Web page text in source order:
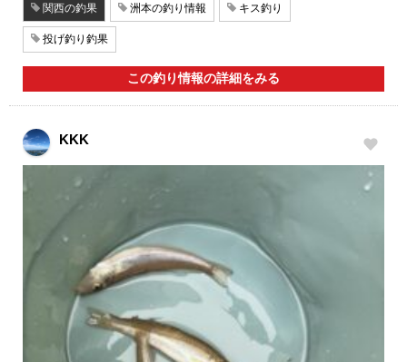
関西の釣果 洲本の釣り情報 キス釣り
投げ釣り釣果
この釣り情報の詳細をみる
KKK